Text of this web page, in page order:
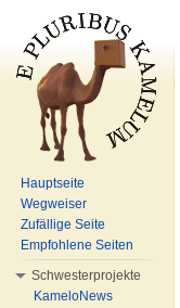
Hauptseite
Wegweiser
Zufällige Seite
Empfohlene Seiten
Schwesterprojekte
KameloNews